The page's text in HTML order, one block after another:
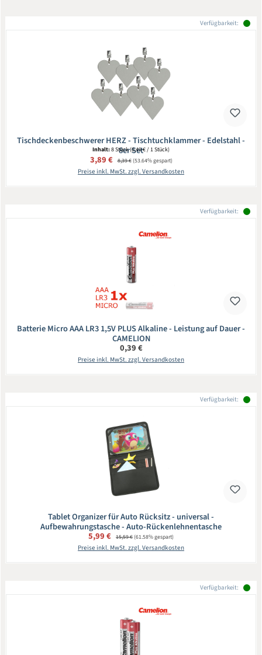
Verfügbarkeit:
Tischdeckenbeschwerer HERZ - Tischtuchklammer - Edelstahl -
8er Set
Inhalt:8 Stück(0,49 € / 1 Stück)
Verkaufspreis:
3,89 € Regulärer Preis:
8,39 €(53.64% gespart)
Preise inkl. MwSt. zzgl. Versandkosten
Verfügbarkeit:
Batterie Micro AAA LR3 1,5V PLUS Alkaline - Leistung auf Dauer -
CAMELION
Regulärer Preis:
0,39 €
Preise inkl. MwSt. zzgl. Versandkosten
Verfügbarkeit:
Tablet Organizer für Auto Rücksitz - universal -
Aufbewahrungstasche - Auto-Rückenlehnentasche
Verkaufspreis:
5,99 € Regulärer Preis:
15,59 €(61.58% gespart)
Preise inkl. MwSt. zzgl. Versandkosten
Verfügbarkeit: